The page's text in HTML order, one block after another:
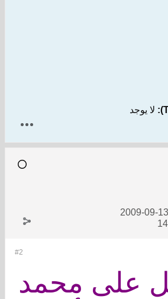
لا يوجد
13-09-2009
#2
على محمد